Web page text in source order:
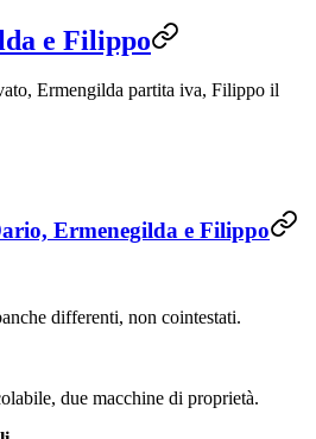
e Filippo
Ermengilda partita iva, Filippo il
Ermenegilda e Filippo
differenti, non cointestati.
due macchine di proprietà.